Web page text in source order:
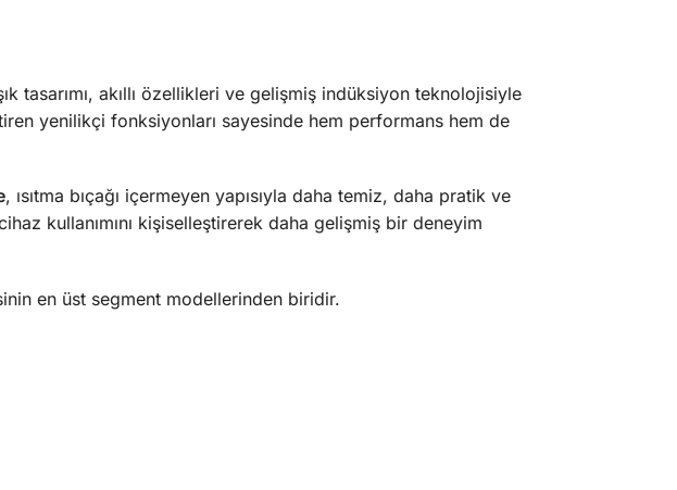
tasarımı, akıllı özellikleri ve gelişmiş indüksiyon teknolojisiyle
yenilikçi fonksiyonları sayesinde hem performans hem de
, ısıtma bıçağı içermeyen yapısıyla daha temiz, daha pratik ve
kullanımını kişiselleştirerek daha gelişmiş bir deneyim
en üst segment modellerinden biridir.